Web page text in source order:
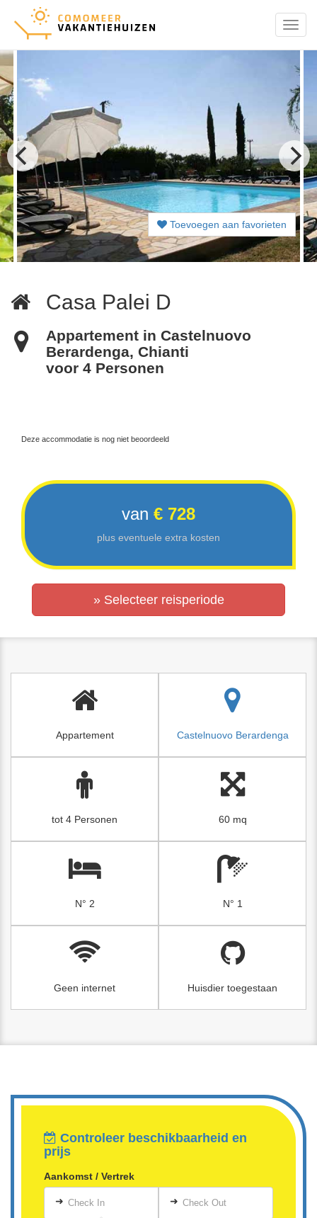
Menu
Toevoegen aan favorieten
Casa Palei D
Appartement in Castelnuovo
Berardenga, Chianti
voor 4 Personen
Deze accommodatie is nog niet beoordeeld
van € 728
plus eventuele extra kosten
» Selecteer reisperiode
Appartement Castelnuovo Berardenga
tot 4 Personen 60 mq
N° 2 N° 1
Geen internet Huisdier toegestaan
Controleer beschikbaarheid en
prijs
Aankomst / Vertrek
➜ Check In ➜ Check Out